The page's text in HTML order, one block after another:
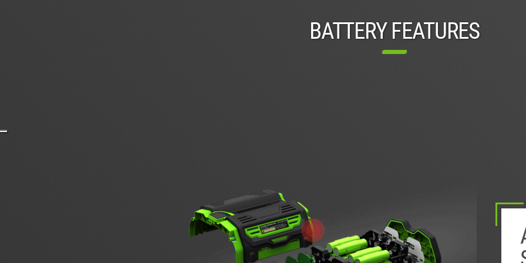
BATTERY FEATURES